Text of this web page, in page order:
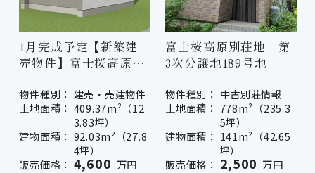
1月完成予定【新築建
売物件】富士桜高原別
荘地第６次分譲地４－
１１号地
物件種別： 建売・売建物件
土地面積： 409.37m²（12
3.83坪）
建物面積： 92.03m²（27.8
4坪）
販売価格： 4,600 万円
富士桜高原別荘地 第
3次分譲地189号地
物件種別： 中古別荘情報
土地面積： 778m²（235.3
5坪）
建物面積： 141m²（42.65
坪）
販売価格： 2,500 万円